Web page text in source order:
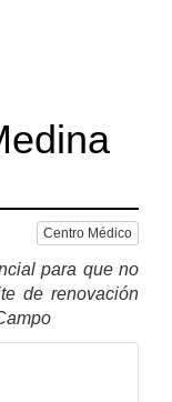
Centro Médico
para que no
de renovación